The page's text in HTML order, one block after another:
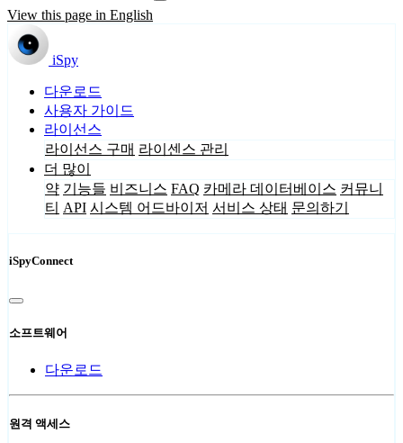
View this page in English
iSpy
다운로드
사용자 가이드
라이선스
라이선스 구매 라이센스 관리
더 많이
약 기능들 비즈니스 FAQ 카메라 데이터베이스 커뮤니
티 API 시스템 어드바이저 서비스 상태 문의하기
iSpyConnect
소프트웨어
다운로드
원격 액세스